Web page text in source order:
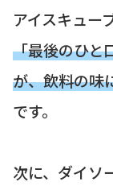
アイスキュー
「最後のひと
が、飲料の味
です。
次に、ダイソ